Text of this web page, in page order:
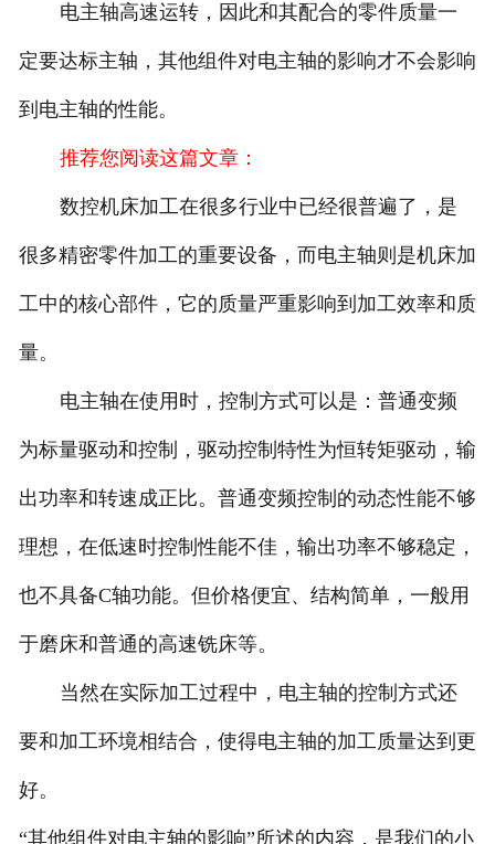
电主轴高速运转，因此和其配合的零件质量一
定要达标主轴，其他组件对电主轴的影响才不会影响
到电主轴的性能。
推荐您阅读这篇文章：
数控机床加工在很多行业中已经很普遍了，是
很多精密零件加工的重要设备，而电主轴则是机床加
工中的核心部件，它的质量严重影响到加工效率和质
量。
电主轴在使用时，控制方式可以是：普通变频
为标量驱动和控制，驱动控制特性为恒转矩驱动，输
出功率和转速成正比。普通变频控制的动态性能不够
理想，在低速时控制性能不佳，输出功率不够稳定，
也不具备C轴功能。但价格便宜、结构简单，一般用
于磨床和普通的高速铣床等。
当然在实际加工过程中，电主轴的控制方式还
要和加工环境相结合，使得电主轴的加工质量达到更
好。
“其他组件对电主轴的影响”所述的内容，是我们的小